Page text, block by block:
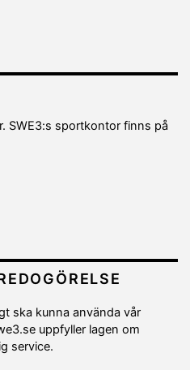
SWE3:s sportkontor finns på
ska kunna använda vår
uppfyller lagen om
service.